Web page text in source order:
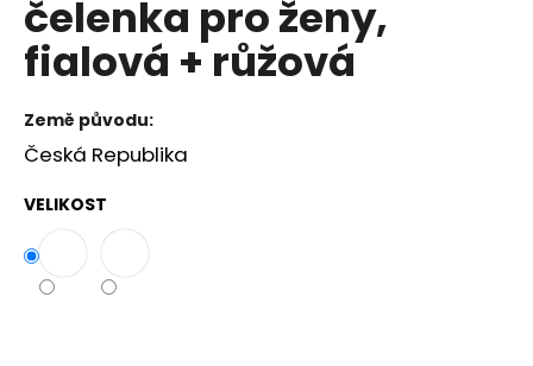
čelenka pro ženy,
fialová + růžová
Země původu:
Česká Republika
VELIKOST
a
j
t
?